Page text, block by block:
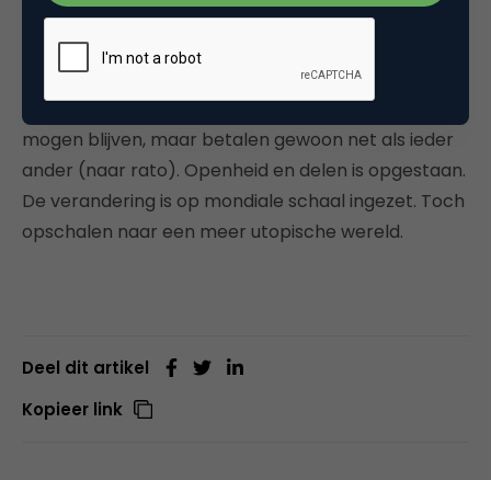
onze persoonlijke gegevens door Amerika is niet
langer éénrichtingsverkeer. De internetpijpen
onder de oceaan worden
public domain
belastingparadijswordt ontmanteld;Bono
mogen blijven, maar betalen gewoon net als ieder
ander (naar rato). Openheid en delen is opgestaan.
De verandering is op mondiale schaal ingezet. Toch
opschalen naar een meer utopische wereld.
Deel dit artikel
Kopieer link